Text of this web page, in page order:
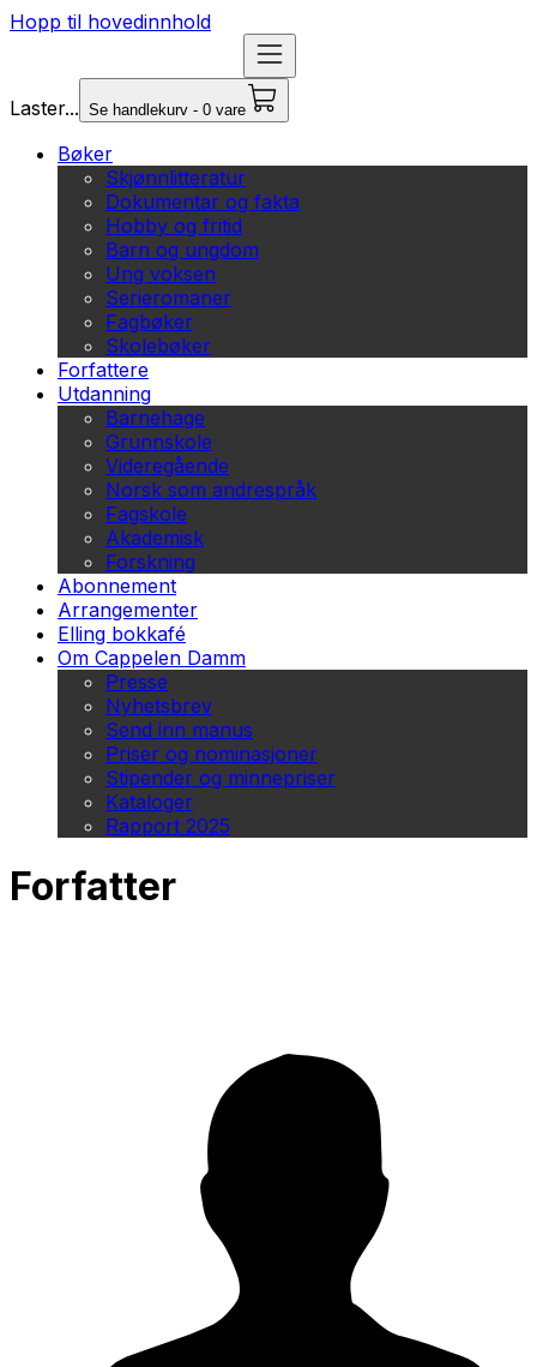
Hopp til hovedinnhold
Laster... Se handlekurv - 0 vare
Bøker
Skjønnlitteratur
Dokumentar og fakta
Hobby og fritid
Barn og ungdom
Ung voksen
Serieromaner
Fagbøker
Skolebøker
Forfattere
Utdanning
Barnehage
Grunnskole
Videregående
Norsk som andrespråk
Fagskole
Akademisk
Forskning
Abonnement
Arrangementer
Elling bokkafé
Om Cappelen Damm
Presse
Nyhetsbrev
Send inn manus
Priser og nominasjoner
Stipender og minnepriser
Kataloger
Rapport 2025
Forfatter